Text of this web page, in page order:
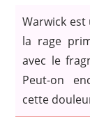
Warwick est
la rage
avec le
Peut-on
cette